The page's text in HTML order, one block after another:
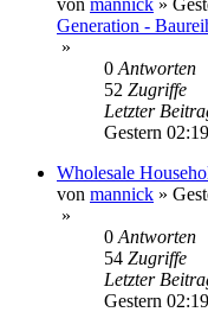
Generation -
»
0 Antworten
52 Zugriffe
Letzter
Gestern 02:19
Wholesale
von mannick »
»
0 Antworten
54 Zugriffe
Letzter
Gestern 02:19